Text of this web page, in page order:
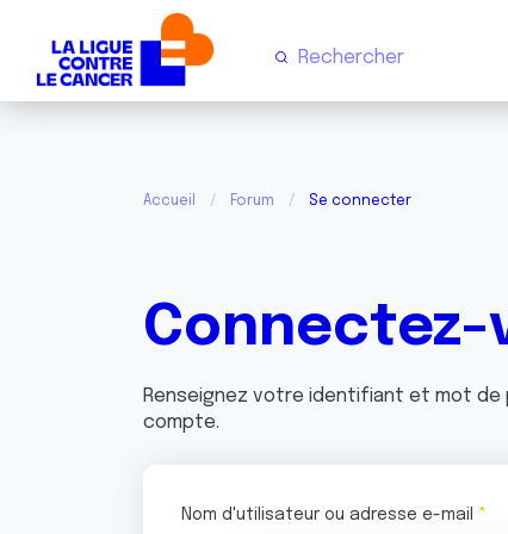
Accueil Forum Se connecter
Connectez-
Renseignez votre identifiant et mot
compte.
Nom d'utilisateur ou adresse e-mail